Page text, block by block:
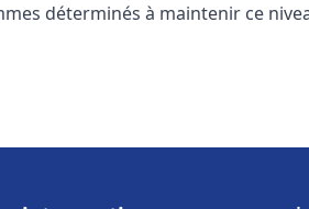
déterminés à maintenir ce